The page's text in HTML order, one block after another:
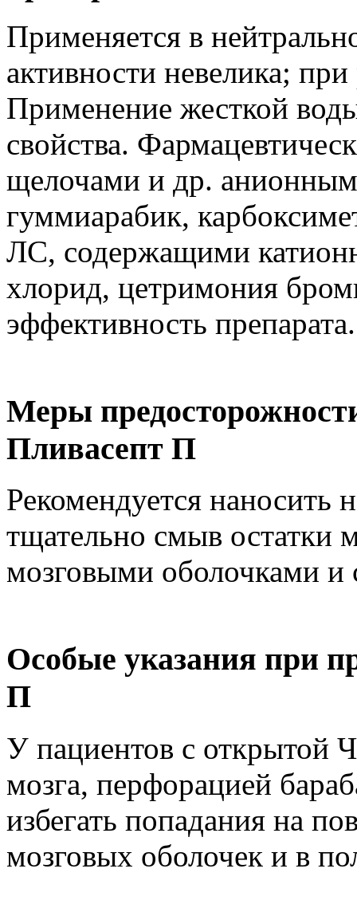
Применяется в
активности невелика;
Применение жесткой
свойства.
щелочами и др.
гуммиарабик,
ЛС, содержащими
хлорид, цетримония
эффективность препарата.
Меры
Пливасепт П
Рекомендуется наносить
тщательно смыв остатки
мозговыми оболочками
Особые указания при
П
У пациентов с открытой
мозга, перфорацией
избегать попадания на
мозговых оболочек и в